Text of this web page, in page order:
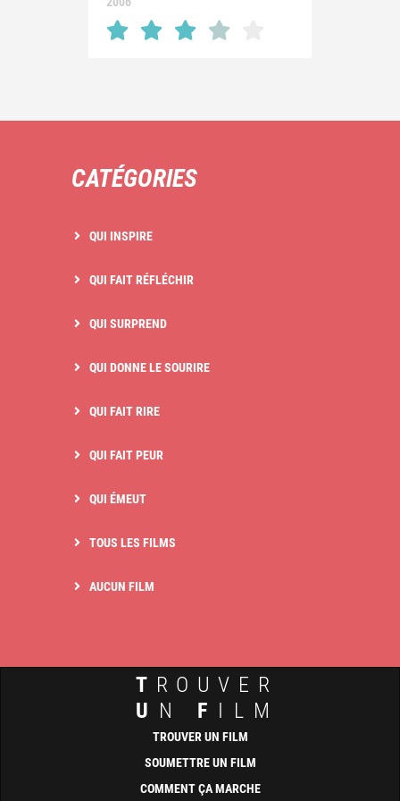
CATÉGORIES
QUI INSPIRE
QUI FAIT RÉFLÉCHIR
QUI SURPREND
QUI DONNE LE SOURIRE
QUI FAIT RIRE
QUI FAIT PEUR
QUI ÉMEUT
TOUS LES FILMS
AUCUN FILM
T ROUVER
U N F ILM
TROUVER UN FILM
SOUMETTRE UN FILM
COMMENT ÇA MARCHE